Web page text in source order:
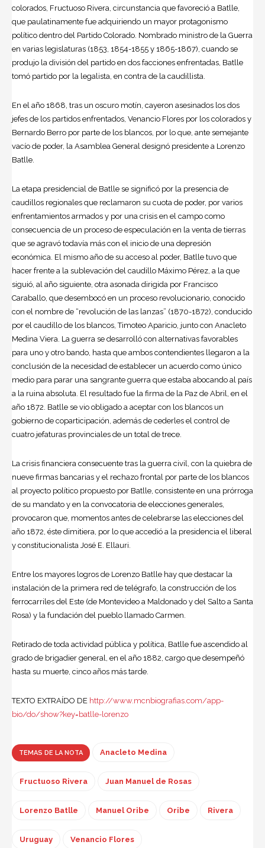
colorados, Fructuoso Rivera, circunstancia que favoreció a Batlle,
que paulatinamente fue adquiriendo un mayor protagonismo
político dentro del Partido Colorado. Nombrado ministro de la Guerra
en varias legislaturas (1853, 1854-1855 y 1865-1867), cuando se
produjo la división del partido en dos facciones enfrentadas, Batlle
tomó partido por la legalista, en contra de la caudillista.
En el año 1868, tras un oscuro motín, cayeron asesinados los dos
jefes de los partidos enfrentados, Venancio Flores por los colorados y
Bernardo Berro por parte de los blancos, por lo que, ante semejante
vacío de poder, la Asamblea General designó presidente a Lorenzo
Batlle.
La etapa presidencial de Batlle se significó por la presencia de
caudillos regionales que reclamaron su cuota de poder, por varios
enfrentamientos armados y por una crisis en el campo como
consecuencia de un proceso de especulación en la venta de tierras
que se agravó todavía más con el inicio de una depresión
económica. El mismo año de su acceso al poder, Batlle tuvo que
hacer frente a la sublevación del caudillo Máximo Pérez, a la que
siguió, al año siguiente, otra asonada dirigida por Francisco
Caraballo, que desembocó en un proceso revolucionario, conocido
con el nombre de “revolución de las lanzas” (1870-1872), conducido
por el caudillo de los blancos, Timoteo Aparicio, junto con Anacleto
Medina Viera. La guerra se desarrolló con alternativas favorables
para uno y otro bando, hasta que ambos contendientes llegaron a la
conclusión de la necesidad de establecer un acuerdo como único
medio para parar una sangrante guerra que estaba abocando al país
a la ruina absoluta. El resultado fue la firma de la Paz de Abril, en el
año 1872. Batlle se vio obligado a aceptar con los blancos un
gobierno de coparticipación, además de cederles el control de
cuatro jefaturas provinciales de un total de trece.
La crisis financiera consecuente tras la guerra civil, con la quiebra de
nueve firmas bancarias y el rechazo frontal por parte de los blancos
al proyecto político propuesto por Batlle, consistente en una prórroga
de su mandato y en la convocatoria de elecciones generales,
provocaron que, momentos antes de celebrarse las elecciones del
año 1872, éste dimitiera, por lo que accedió a la presidencia el liberal
y constitucionalista José E. Ellauri.
Entre los mayores logros de Lorenzo Batlle hay que destacar la
instalación de la primera red de telégrafo, la construcción de los
ferrocarriles del Este (de Montevideo a Maldonado y del Salto a Santa
Rosa) y la fundación del pueblo llamado Carmen.
Retirado de toda actividad pública y política, Batlle fue ascendido al
grado de brigadier general, en el año 1882, cargo que desempeñó
hasta su muerte, cinco años más tarde.
TEXTO EXTRAÍDO DE http://www.mcnbiografias.com/app-
bio/do/show?key=batlle-lorenzo
TEMAS DE LA NOTA Anacleto Medina
Fructuoso Rivera Juan Manuel de Rosas
Lorenzo Batlle Manuel Oribe Oribe Rivera
Uruguay Venancio Flores